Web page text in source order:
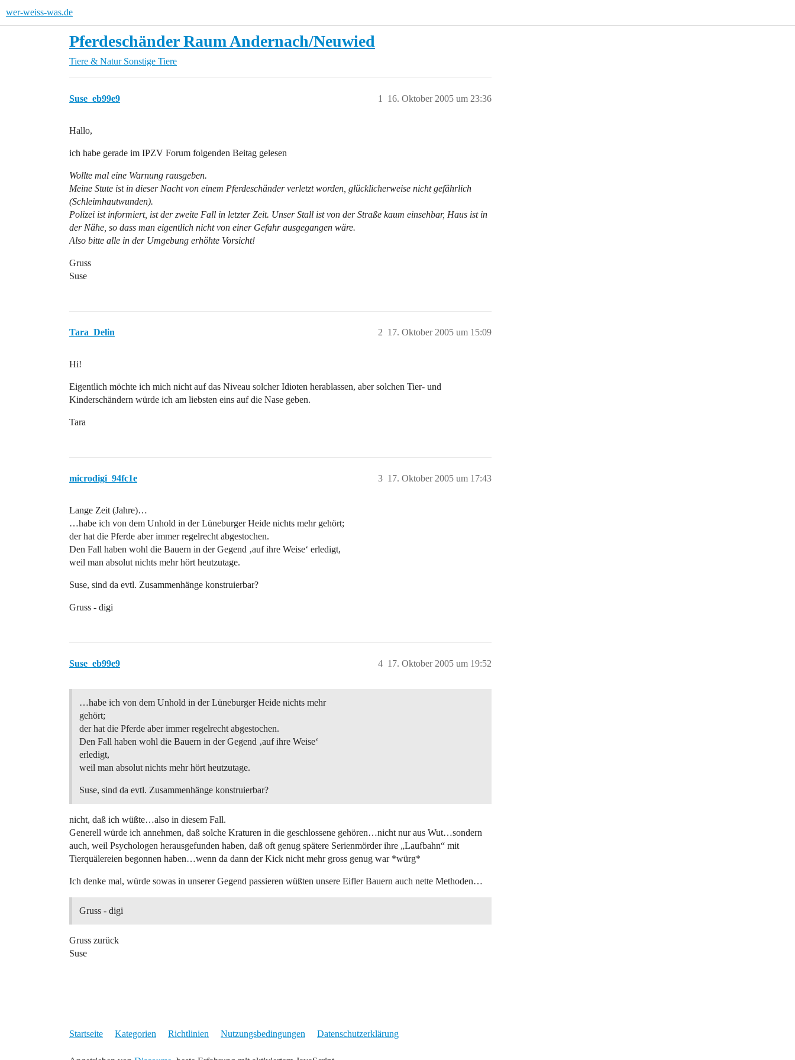
wer-weiss-was.de
Pferdeschänder Raum Andernach/Neuwied
Tiere & Natur Sonstige Tiere
Suse_eb99e9 16. Oktober 2005 um 23:36
1
Hallo,
ich habe gerade im IPZV Forum folgenden Beitag gelesen
Wollte mal eine Warnung rausgeben.
Meine Stute ist in dieser Nacht von einem Pferdeschänder verletzt worden, glücklicherweise nicht gefährlich
(Schleimhautwunden).
Polizei ist informiert, ist der zweite Fall in letzter Zeit. Unser Stall ist von der Straße kaum einsehbar, Haus ist in
der Nähe, so dass man eigentlich nicht von einer Gefahr ausgegangen wäre.
Also bitte alle in der Umgebung erhöhte Vorsicht!
Gruss
Suse
Tara_Delin 17. Oktober 2005 um 15:09
2
Hi!
Eigentlich möchte ich mich nicht auf das Niveau solcher Idioten herablassen, aber solchen Tier- und
Kinderschändern würde ich am liebsten eins auf die Nase geben.
Tara
microdigi_94fc1e 17. Oktober 2005 um 17:43
3
Lange Zeit (Jahre)…
…habe ich von dem Unhold in der Lüneburger Heide nichts mehr gehört;
der hat die Pferde aber immer regelrecht abgestochen.
Den Fall haben wohl die Bauern in der Gegend ‚auf ihre Weise‘ erledigt,
weil man absolut nichts mehr hört heutzutage.
Suse, sind da evtl. Zusammenhänge konstruierbar?
Gruss - digi
Suse_eb99e9 17. Oktober 2005 um 19:52
4
…habe ich von dem Unhold in der Lüneburger Heide nichts mehr
gehört;
der hat die Pferde aber immer regelrecht abgestochen.
Den Fall haben wohl die Bauern in der Gegend ‚auf ihre Weise‘
erledigt,
weil man absolut nichts mehr hört heutzutage.
Suse, sind da evtl. Zusammenhänge konstruierbar?
nicht, daß ich wüßte…also in diesem Fall.
Generell würde ich annehmen, daß solche Kraturen in die geschlossene gehören…nicht nur aus Wut…sondern
auch, weil Psychologen herausgefunden haben, daß oft genug spätere Serienmörder ihre „Laufbahn“ mit
Tierquälereien begonnen haben…wenn da dann der Kick nicht mehr gross genug war *würg*
Ich denke mal, würde sowas in unserer Gegend passieren wüßten unsere Eifler Bauern auch nette Methoden…
Gruss - digi
Gruss zurück
Suse
Startseite Kategorien Richtlinien Nutzungsbedingungen Datenschutzerklärung